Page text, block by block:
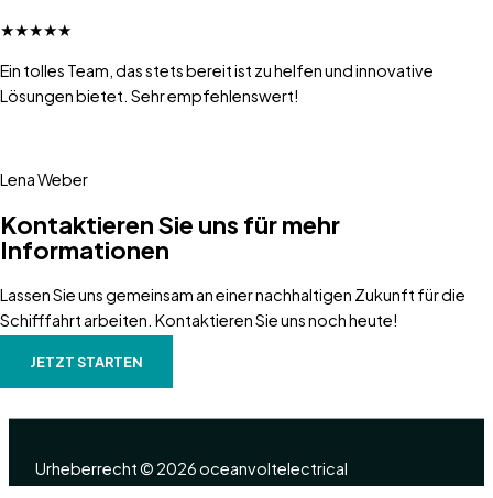
★★★★★
Ein tolles Team, das stets bereit ist zu helfen und innovative
Lösungen bietet. Sehr empfehlenswert!
Lena Weber
Kontaktieren Sie uns für mehr
Informationen
Lassen Sie uns gemeinsam an einer nachhaltigen Zukunft für die
Schifffahrt arbeiten. Kontaktieren Sie uns noch heute!
JETZT STARTEN
Urheberrecht © 2026 oceanvoltelectrical